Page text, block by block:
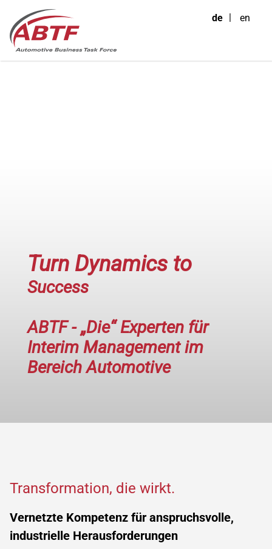
de en
Turn Dynamics to
Success
ABTF - „Die“ Experten für
Interim Management im
Bereich Automotive
Transformation, die wirkt.
Vernetzte Kompetenz für anspruchsvolle,
industrielle Herausforderungen